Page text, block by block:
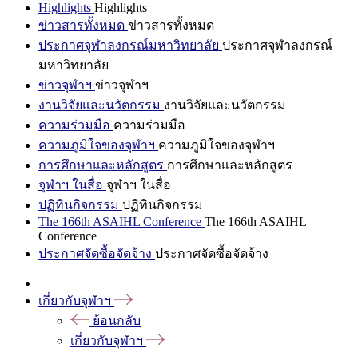
Highlights Highlights
ข่าวสารทั้งหมด ข่าวสารทั้งหมด
ประกาศจุฬาลงกรณ์มหาวิทยาลัย ประกาศจุฬาลงกรณ์
มหาวิทยาลัย
ข่าวจุฬาฯ ข่าวจุฬาฯ
งานวิจัยและนวัตกรรม งานวิจัยและนวัตกรรม
ความร่วมมือ ความร่วมมือ
ความภูมิใจของจุฬาฯ ความภูมิใจของจุฬาฯ
การศึกษาและหลักสูตร การศึกษาและหลักสูตร
จุฬาฯ ในสื่อ จุฬาฯ ในสื่อ
ปฏิทินกิจกรรม ปฏิทินกิจกรรม
The 166th ASAIHL Conference The 166th ASAIHL
Conference
ประกาศจัดซื้อจัดจ้าง ประกาศจัดซื้อจัดจ้าง
เกี่ยวกับจุฬาฯ
ย้อนกลับ
เกี่ยวกับจุฬาฯ